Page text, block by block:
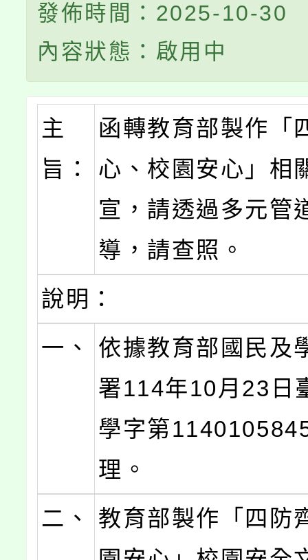
發佈時間：2025-10-30
內容狀態：啟用中
主
旨：
函轉教育部製作「
心、校園安心」相
宣，請透過多元管
導，請查照。
說明：
一、
依據教育部國民及
署114年10月23日
學字第
理。
二、
教育部製作「四防